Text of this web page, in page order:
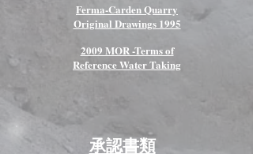
Ferma-Carden Quarry
Original Drawings 1995
2009 MOR -Terms of
Reference Water Taking
承認書類